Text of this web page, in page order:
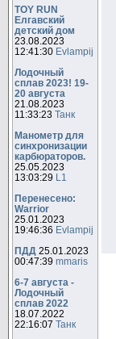
TOY RUN
Елгавский
детский дом
23.08.2023
12:41:30 Evlampij
Лодочный
сплав 2023! 19-
20 августа
21.08.2023
11:33:23Танк
Манометр для
синхронизации
карбюраторов.
25.05.2023
13:03:29
L1
Перенесено:
Warrior
25.01.2023
19:46:36 Evlampij
ПДД 25.01.2023
00:47:39mmaris
6-7 августа -
Лодочный
сплав 2022
18.07.2022
22:16:07Танк